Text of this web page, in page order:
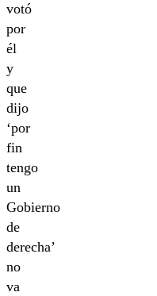
votó
por
él
y
que
dijo
‘por
fin
tengo
un
Gobierno
de
derecha’
no
va